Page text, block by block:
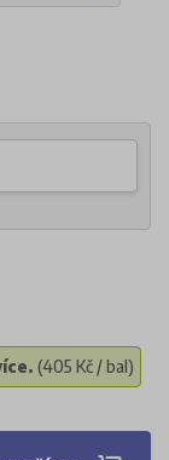
(405 Kč / bal)